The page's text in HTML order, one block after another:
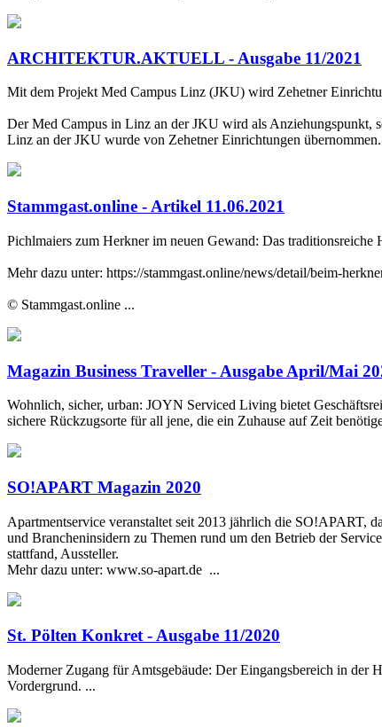
ARCHITEKTUR.AKTUELL - Ausgabe 11/2021
Mit dem Projekt Med Campus Linz (JKU) wird Zehetner
Der Med Campus in Linz an der JKU wird als Anziehungspunkt,
Linz an der JKU wurde von Zehetner Einrichtungen
Stammgast.online - Artikel 11.06.2021
Pichlmaiers zum Herkner im neuen Gewand: Das
Mehr dazu unter: https://stammgast.online/news/detail/beim-
© Stammgast.online ...
Magazin Business Traveller - Ausgabe April/Mai
Wohnlich, sicher, urban: JOYN Serviced Living bietet
sichere Rückzugsorte für all jene, die ein Zuhause auf Zeit
SO!APART Magazin 2020
Apartmentservice veranstaltet seit 2013 jährlich die SO!APART,
und Brancheninsidern zu Themen rund um den Betrieb der
stattfand, Aussteller.
Mehr dazu unter: www.so-apart.de ...
St. Pölten Konkret - Ausgabe 11/2020
Moderner Zugang für Amtsgebäude: Der Eingangsbereich in der
Vordergrund. ...